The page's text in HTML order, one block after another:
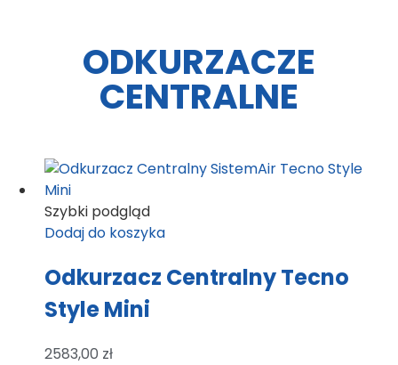
ODKURZACZE
CENTRALNE
Szybki podgląd
Dodaj do koszyka
Odkurzacz Centralny Tecno
Style Mini
2583,00 zł